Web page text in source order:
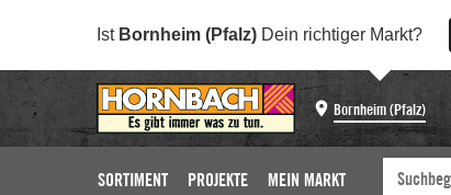
Ist Bornheim (Pfalz) Dein richtiger Markt?
Bornheim (Pfalz)
SORTIMENT PROJEKTE MEIN MARKT